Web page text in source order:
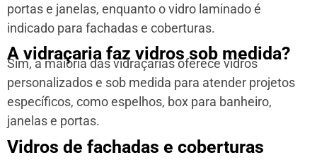
portas e janelas, enquanto o vidro laminado é
indicado para fachadas e coberturas.
A vidraçaria faz vidros sob medida?
Sim, a maioria das vidraçarias oferece vidros
personalizados e sob medida para atender projetos
específicos, como espelhos, box para banheiro,
janelas e portas.
Vidros de fachadas e coberturas